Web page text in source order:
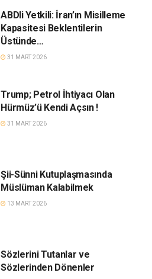
ABDli Yetkili: İran’ın Misilleme
Kapasitesi Beklentilerin
Üstünde…
31 MART 2026
Trump; Petrol İhtiyacı Olan
Hürmüz’ü Kendi Açsın !
31 MART 2026
Şii-Sünni Kutuplaşmasında
Müslüman Kalabilmek
13 MART 2026
Sözlerini Tutanlar ve
Sözlerinden Dönenler